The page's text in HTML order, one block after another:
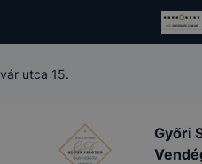
utca 15.
Győri